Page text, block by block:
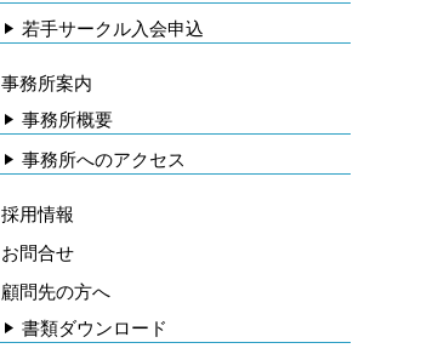
若手サークル入会申込
事務所案内
事務所概要
事務所へのアクセス
採用情報
お問合せ
顧問先の方へ
書類ダウンロード